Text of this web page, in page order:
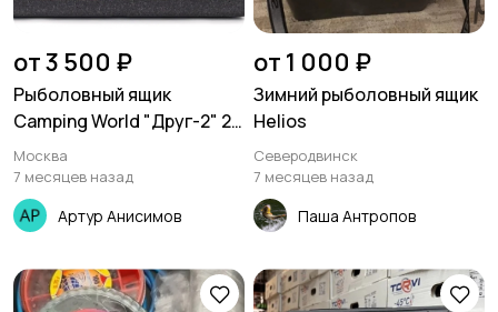
от 3 500 ₽
Рыболовный ящик
Camping World "Друг-2" 20
л
Москва
7 месяцев назад
Артур Анисимов
от 1 000 ₽
Зимний рыболовный ящик
Helios
Северодвинск
7 месяцев назад
Паша Антропов